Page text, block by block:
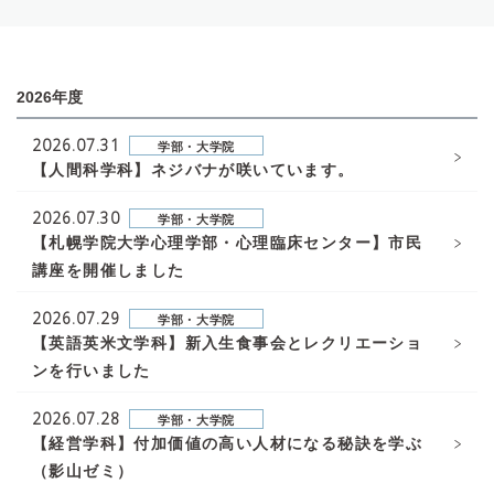
2026年度
2026.07.31 学部・大学院
【人間科学科】ネジバナが咲いています。
2026.07.30 学部・大学院
【札幌学院大学心理学部・心理臨床センター】市民
講座を開催しました
2026.07.29 学部・大学院
【英語英米文学科】新入生食事会とレクリエーショ
ンを行いました
2026.07.28 学部・大学院
【経営学科】付加価値の高い人材になる秘訣を学ぶ
（影山ゼミ）